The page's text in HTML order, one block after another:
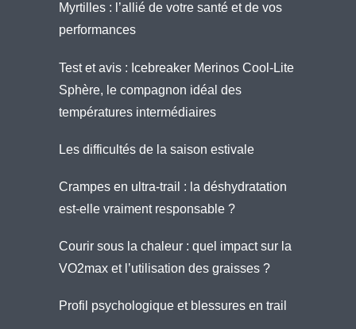
Myrtilles : l’allié de votre santé et de vos
performances
Test et avis : Icebreaker Merinos Cool-Lite
Sphère, le compagnon idéal des
températures intermédiaires
Les difficultés de la saison estivale
Crampes en ultra-trail : la déshydratation
est-elle vraiment responsable ?
Courir sous la chaleur : quel impact sur la
VO2max et l’utilisation des graisses ?
Profil psychologique et blessures en trail